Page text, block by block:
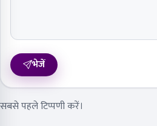
भेजें
सबसे पहले टिप्पणी करें।